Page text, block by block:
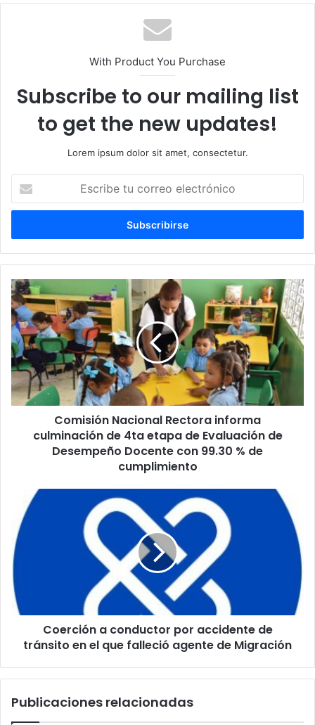
With Product You Purchase
Subscribe to our mailing list
to get the new updates!
Lorem ipsum dolor sit amet, consectetur.
correo
Comisión
Nacional
Rectora
informa
culminación
de
4ta
etapa
de
Evaluación
Desempeño
99.30
de
cumplimiento
Comisión Nacional Rectora informa
culminación de 4ta etapa de Evaluación de
Desempeño Docente con 99.30 % de
cumplimiento
Coerción
conductor
por
accidente
tránsito
en
el
falleció
Coerción a conductor por accidente de
tránsito en el que falleció agente de Migración
Publicaciones relacionadas